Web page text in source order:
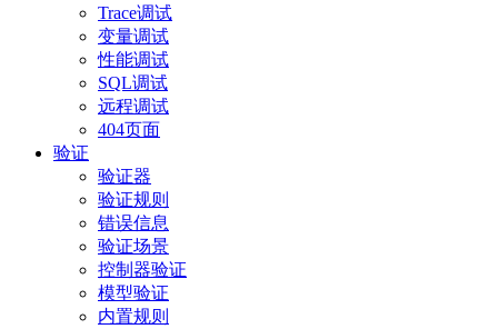
Trace调试
变量调试
性能调试
SQL调试
远程调试
404页面
验证
验证器
验证规则
错误信息
验证场景
控制器验证
模型验证
内置规则